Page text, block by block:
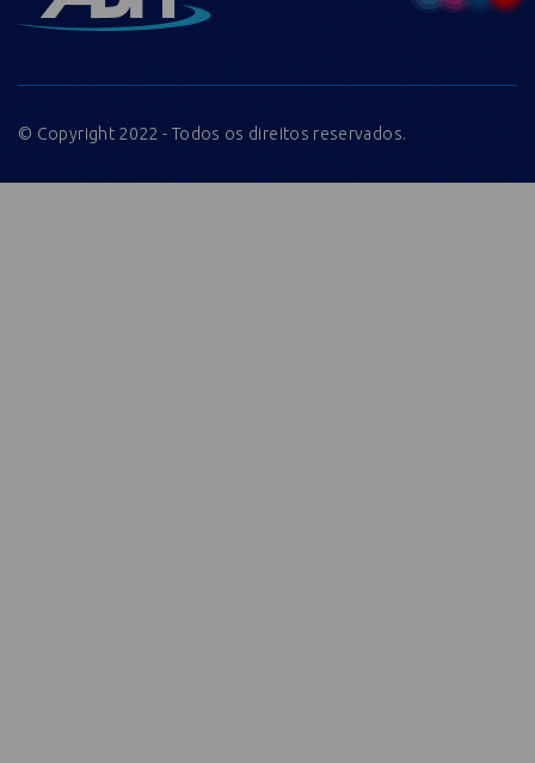
© Copyright 2022 - Todos os direitos reservados.